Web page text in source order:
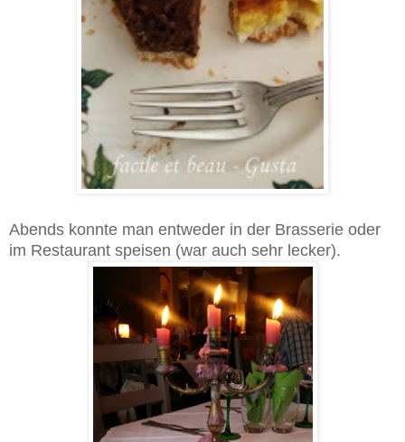
Abends konnte man entweder in der Brasserie oder
im Restaurant speisen (war auch sehr lecker).